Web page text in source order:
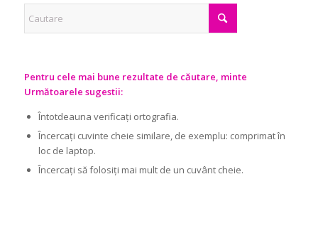
Pentru cele mai bune rezultate de căutare, minte
Următoarele sugestii:
Întotdeauna verificați ortografia.
Încercați cuvinte cheie similare, de exemplu: comprimat în
loc de laptop.
Încercați să folosiți mai mult de un cuvânt cheie.